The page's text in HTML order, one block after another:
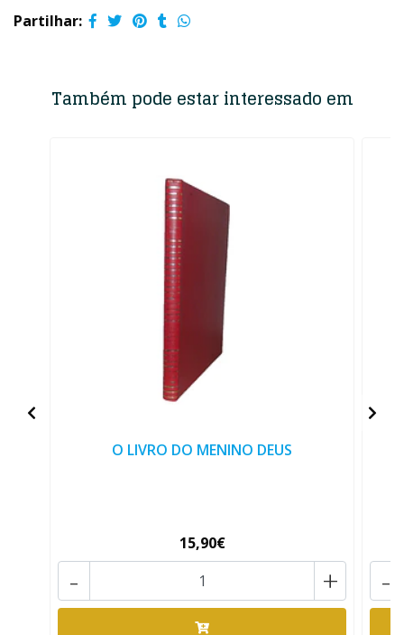
Partilhar:
Também pode estar interessado em
O LIVRO DO MENINO DEUS
15,90€
+
- -